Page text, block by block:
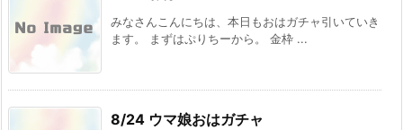
みなさんこんにちは、本日もおはガチャ引いていき
ます。 まずはぷりちーから。 金枠 ...
8/24 ウマ娘おはガチャ